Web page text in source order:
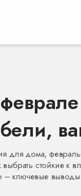
для дома,
стойкие к
– ключевые